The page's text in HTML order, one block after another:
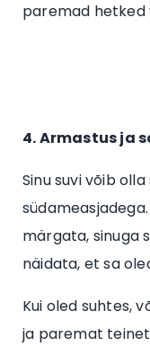
paremad hetked
4. Armastus ja
Sinu suvi võib
märgata, sinuga
näidata, et sa
Kui oled suhtes,
ja paremat